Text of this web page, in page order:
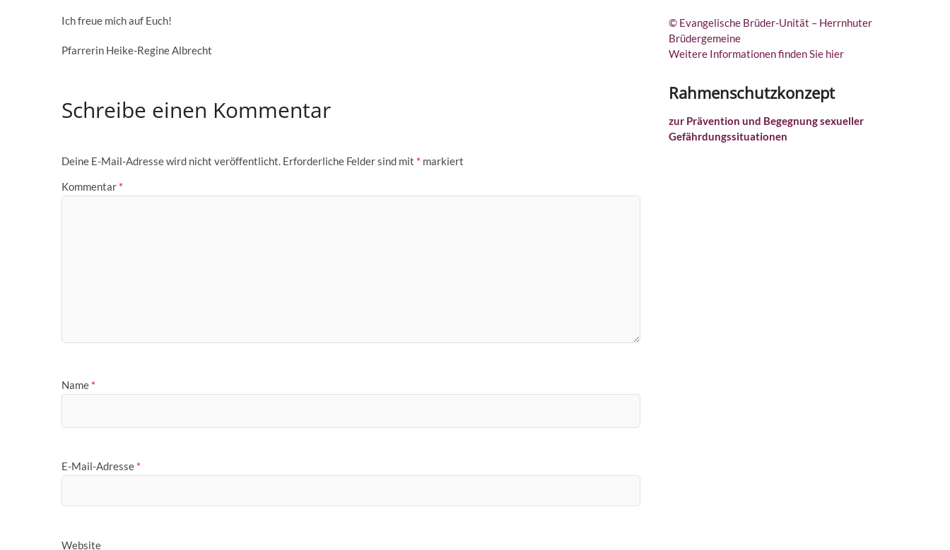
Ich freue mich auf Euch!
Pfarrerin Heike-Regine Albrecht
Schreibe einen Kommentar
Deine E-Mail-Adresse wird nicht veröffentlicht. Erforderliche Felder sind mit * markiert
Kommentar *
Name *
E-Mail-Adresse *
Website
© Evangelische Brüder-Unität – Herrnhuter
Brüdergemeine
Weitere Informationen finden Sie hier
Rahmenschutzkonzept
zur Prävention und Begegnung sexueller
Gefährdungssituationen